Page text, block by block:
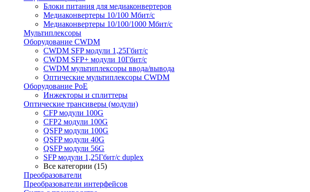
Блоки питания для медиаконвертеров
Медиаконвертеры 10/100 Мбит/с
Медиаконвертеры 10/100/1000 Мбит/c
Мультиплексоры
Оборудование CWDM
CWDM SFP модули 1,25Гбит/с
CWDM SFP+ модули 10Гбит/с
CWDM мультиплексоры ввода/вывода
Оптические мультиплексоры CWDM
Оборудование PoE
Инжекторы и сплиттеры
Оптические трансиверы (модули)
CFP модули 100G
CFP2 модули 100G
QSFP модули 100G
QSFP модули 40G
QSFP модули 56G
SFP модули 1,25Гбит/с duplex
Все категории (15)
Преобразователи
Преобразователи интерфейсов